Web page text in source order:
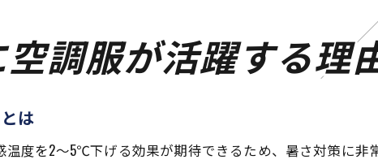
空調服を使うなら最適な夏のタイミングは
空調服は何月から着るのがベストなのか解説
週間天気と空調服の最適な使い始めタイミング
調服が活躍する理
は
度を2〜5℃下げる効果が期待できるため、暑さ対策に非